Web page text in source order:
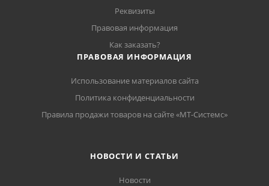
Реквизиты
Правовая информация
Как заказать?
ПРАВОВАЯ ИНФОРМАЦИЯ
Использование материалов сайта
Политика конфиденциальности
Правила продажи товаров на сайте «МТ-Системс»
НОВОСТИ И СТАТЬИ
Новости